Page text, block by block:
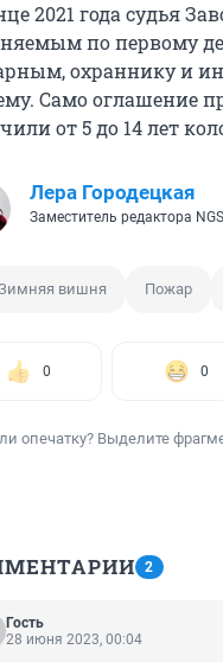
2021 года судья
по первому
охраннику и
Само оглашение
от 5 до 14 лет
Лера Городецкая
Заместитель редактора
вишня Пожар
0 0
опечатку? Выделите
2
Гость
28 июня 2023, 00:04